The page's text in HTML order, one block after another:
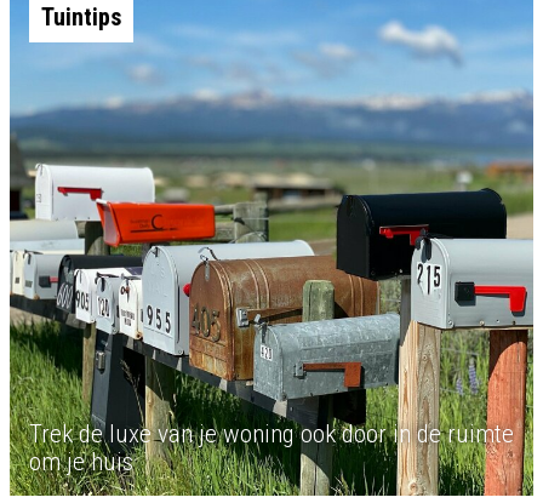
Tuintips
Trek de luxe van je woning ook door in de ruimte
om je huis